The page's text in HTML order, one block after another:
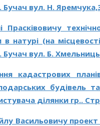
вул. Н.
Прасківовичу
натурі (на
вул. Б.
кадастрових
будівель
ділянки гр..
Васильовичу